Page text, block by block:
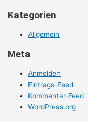
Kategorien
Allgemein
Meta
Anmelden
Eintrags-Feed
Kommentar-Feed
WordPress.org